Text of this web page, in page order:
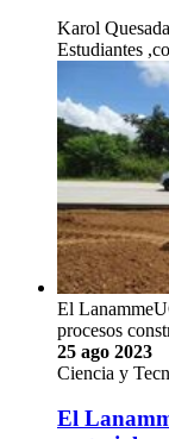
Karol
Estudiantes
El
procesos
25 ago 2023
Ciencia y
El